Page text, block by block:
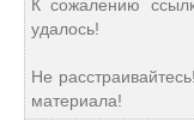
К сожалению
удалось!
Не
материала!